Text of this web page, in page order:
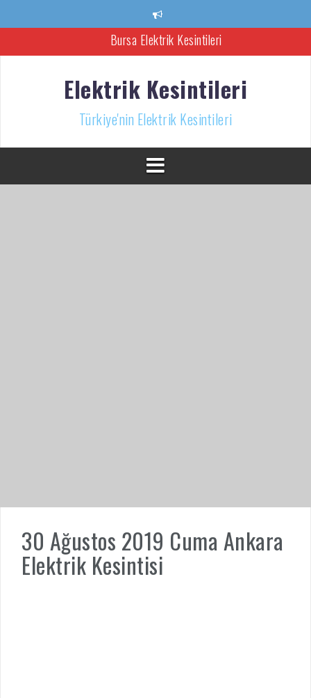
Bursa Elektrik Kesintileri
Ankara Elektrik Kesintisi
İzmir Elektrik Kesintisi
Elektrik Kesintileri
Türkiye'nin Elektrik Kesintileri
30 Ağustos 2019 Cuma Ankara
Elektrik Kesintisi